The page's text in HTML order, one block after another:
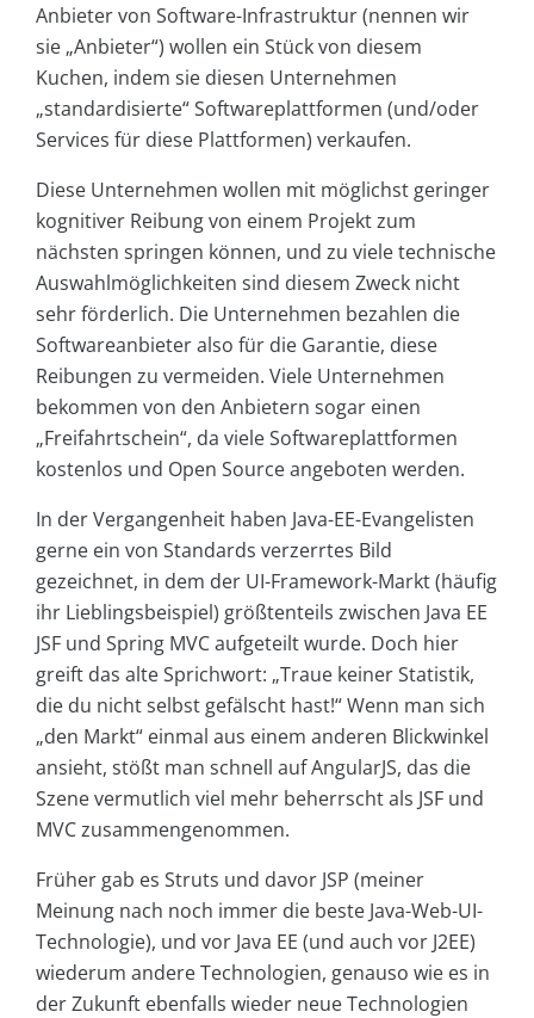
Anbieter von Software-Infrastruktur (nennen wir
sie „Anbieter“) wollen ein Stück von diesem
Kuchen, indem sie diesen Unternehmen
„standardisierte“ Softwareplattformen (und/oder
Services für diese Plattformen) verkaufen.
Diese Unternehmen wollen mit möglichst geringer
kognitiver Reibung von einem Projekt zum
nächsten springen können, und zu viele technische
Auswahlmöglichkeiten sind diesem Zweck nicht
sehr förderlich. Die Unternehmen bezahlen die
Softwareanbieter also für die Garantie, diese
Reibungen zu vermeiden. Viele Unternehmen
bekommen von den Anbietern sogar einen
„Freifahrtschein“, da viele Softwareplattformen
kostenlos und Open Source angeboten werden.
In der Vergangenheit haben Java-EE-Evangelisten
gerne ein von Standards verzerrtes Bild
gezeichnet, in dem der UI-Framework-Markt (häufig
ihr Lieblingsbeispiel) größtenteils zwischen Java EE
JSF und Spring MVC aufgeteilt wurde. Doch hier
greift das alte Sprichwort: „Traue keiner Statistik,
die du nicht selbst gefälscht hast!“ Wenn man sich
„den Markt“ einmal aus einem anderen Blickwinkel
ansieht, stößt man schnell auf AngularJS, das die
Szene vermutlich viel mehr beherrscht als JSF und
MVC zusammengenommen.
Früher gab es Struts und davor JSP (meiner
Meinung nach noch immer die beste Java-Web-UI-
Technologie), und vor Java EE (und auch vor J2EE)
wiederum andere Technologien, genauso wie es in
der Zukunft ebenfalls wieder neue Technologien